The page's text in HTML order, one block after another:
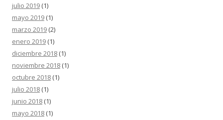
julio 2019 (1)
mayo 2019 (1)
marzo 2019 (2)
enero 2019 (1)
diciembre 2018 (1)
noviembre 2018 (1)
octubre 2018 (1)
julio 2018 (1)
junio 2018 (1)
mayo 2018 (1)